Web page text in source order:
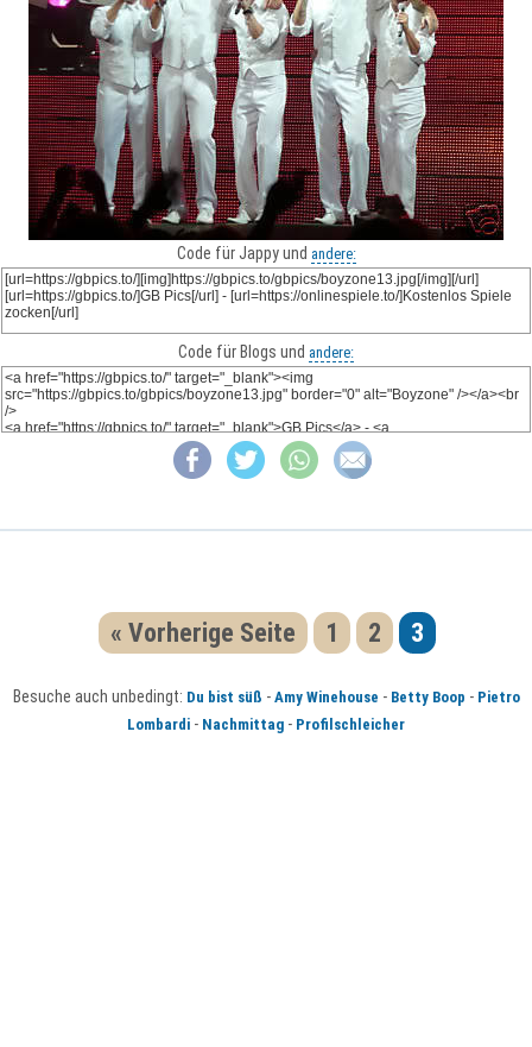
Code für Jappy und andere:
Code für Blogs und andere:
« Vorherige Seite 1 2 3
Besuche auch unbedingt: Du bist süß - Amy Winehouse - Betty Boop - Pietro
Lombardi - Nachmittag - Profilschleicher